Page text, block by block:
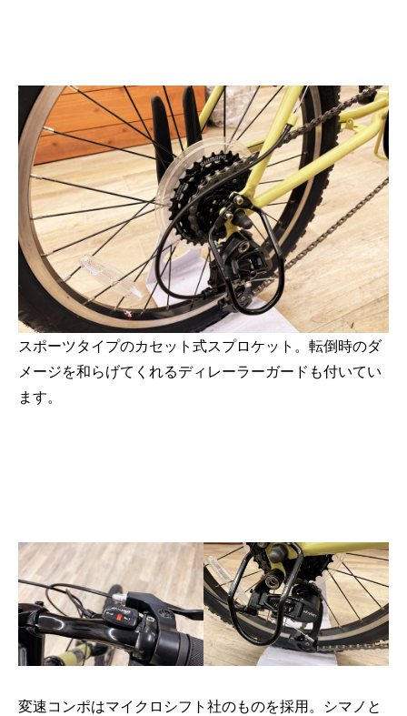
スポーツタイプのカセット式スプロケット。転倒時のダ
メージを和らげてくれるディレーラーガードも付いてい
ます。
変速コンポはマイクロシフト社のものを採用。シマノと